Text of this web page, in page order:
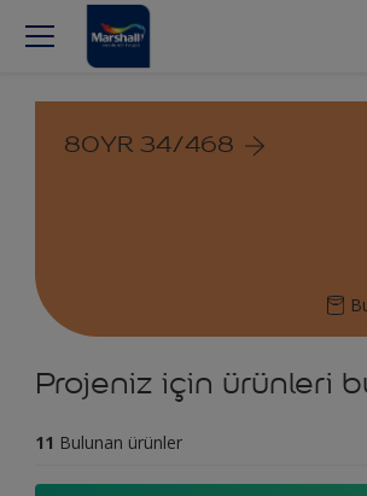
80YR 34/468
Projeniz için ürünleri
11 Bulunan ürünler